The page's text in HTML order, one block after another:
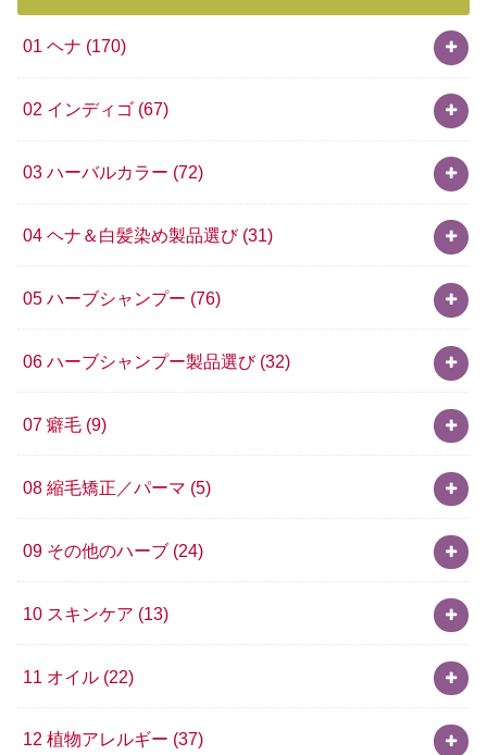
01 ヘナ (170)
02 インディゴ (67)
03 ハーバルカラー (72)
04 ヘナ＆白髪染め製品選び (31)
05 ハーブシャンプー (76)
06 ハーブシャンプー製品選び (32)
07 癖毛 (9)
08 縮毛矯正／パーマ (5)
09 その他のハーブ (24)
10 スキンケア (13)
11 オイル (22)
12 植物アレルギー (37)